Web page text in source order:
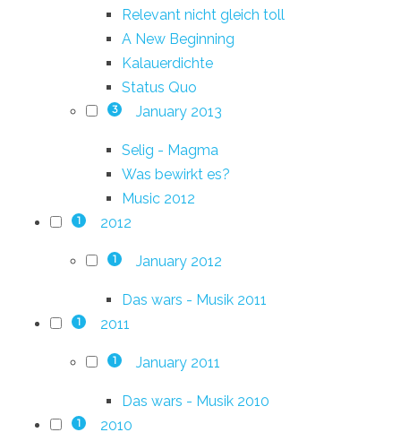
Relevant nicht gleich toll
A New Beginning
Kalauerdichte
Status Quo
3 January 2013
Selig - Magma
Was bewirkt es?
Music 2012
1 2012
1 January 2012
Das wars - Musik 2011
1 2011
1 January 2011
Das wars - Musik 2010
1 2010